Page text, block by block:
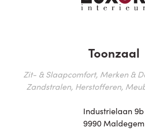
Toonzaal
Zit- & Slaapcomfort, Merken &
Zandstralen, Herstofferen,
Industrielaan 9b
9990 Maldegem